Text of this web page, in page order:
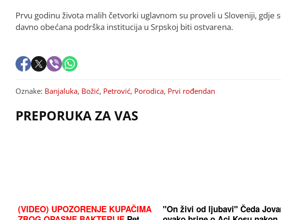
Prvu godinu života malih četvorki uglavnom su proveli u Sloveniji, gdje
davno obećana podrška institucija u Srpskoj biti ostvarena.
Oznake: Banjaluka, Božić, Petrović, Porodica, Prvi rođendan
PREPORUKA ZA VAS
(VIDEO) UPOZORENJE KUPAČIMA
"On živi od ljubavi" Čeda